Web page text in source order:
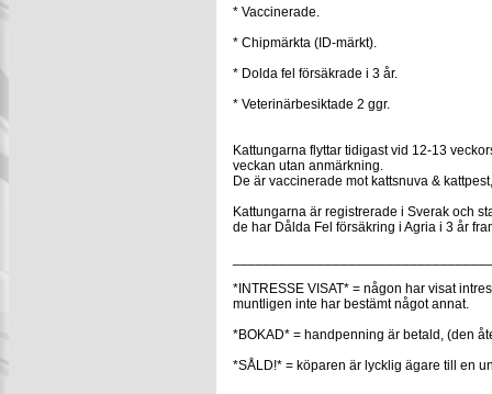
* Vaccinerade.
* Chipmärkta (ID-märkt).
* Dolda fel försäkrade i 3 år.
* Veterinärbesiktade 2 ggr.
Kattungarna flyttar tidigast vid 12-13
veckan utan anmärkning.
De är vaccinerade mot kattsnuva &
Kattungarna är registrerade i Sverak och
de har Dålda Fel försäkring i Agria i 3 år
*INTRESSE VISAT* = någon har visat
muntligen inte har bestämt något annat.
*BOKAD* = handpenning är betald, (den
*SÅLD!* = köparen är lycklig ägare till en